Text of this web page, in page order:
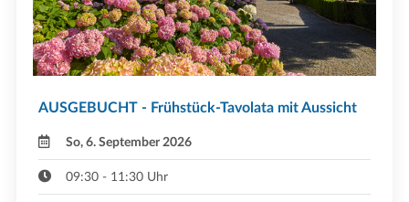
AUSGEBUCHT - Frühstück-Tavolata mit Aussicht
So, 6. September 2026
09:30 - 11:30 Uhr